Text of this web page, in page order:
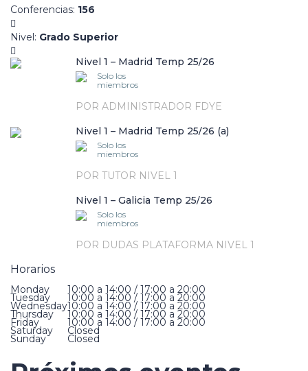
Conferencias: 156
Nivel: Grado Superior
Nivel 1 – Madrid Temp 25/26
Solo los
miembros
POR ADMINISTRADOR FDYE
Nivel 1 – Madrid Temp 25/26 (a)
Solo los
miembros
POR TUTOR NIVEL 1
Nivel 1 – Galicia Temp 25/26
Solo los
miembros
POR DUDAS PLATAFORMA NIVEL 1
Horarios
Monday 10:00 a 14:00 / 17:00 a 20:00
Tuesday 10:00 a 14:00 / 17:00 a 20:00
Wednesday10:00 a 14:00 / 17:00 a 20:00
Thursday 10:00 a 14:00 / 17:00 a 20:00
Friday 10:00 a 14:00 / 17:00 a 20:00
Saturday Closed
Sunday Closed